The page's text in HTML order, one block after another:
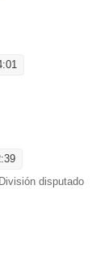
disputado